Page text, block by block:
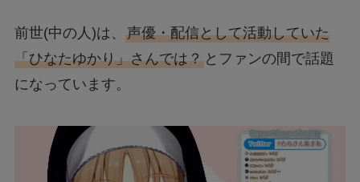
前世(中の人)は、 声優・配信として活動していた
「ひなたゆかり」さんでは？とファンの間で話題
になっています。